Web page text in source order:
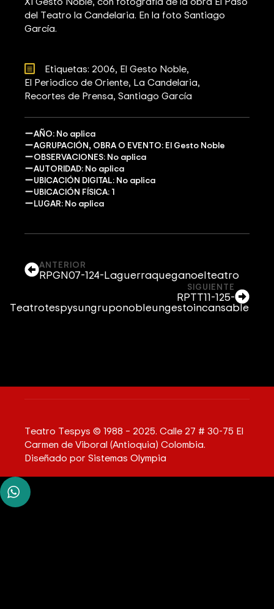
del Teatro la Candelaria. En la foto Santiago
García.
Etiquetas: 2006 El Gesto Noble
El Periodico de Oriente La Candelaria
Recortes de Prensa Santiago García
AÑO: No aplica
AGRUPACIÓN, OBRA O EVENTO: El Gesto Noble
OBSERVACIONES: No aplica
AUTORIDAD: No aplica
UBICACIÓN DIGITAL: No aplica
UBICACIÓN FÍSICA: 1
LUGAR: No aplica
ANTERIOR
RPGN07-124-Laguerraqueganoelteatro
SIGUIENTE
RPTT11-125-
Teatrotespysungruponobleungestoincansable
Teatro Tespys © 1988 – 2025. Calle 27 # 30-75 El
Carmen de Viboral (Antioquia) Colombia.
Diseñado por Sistemas Olympia